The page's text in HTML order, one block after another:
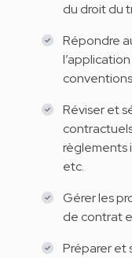
du droit du
Répondre
Réviser et
règlements
etc.
Gérer les
de contrat
Préparer et